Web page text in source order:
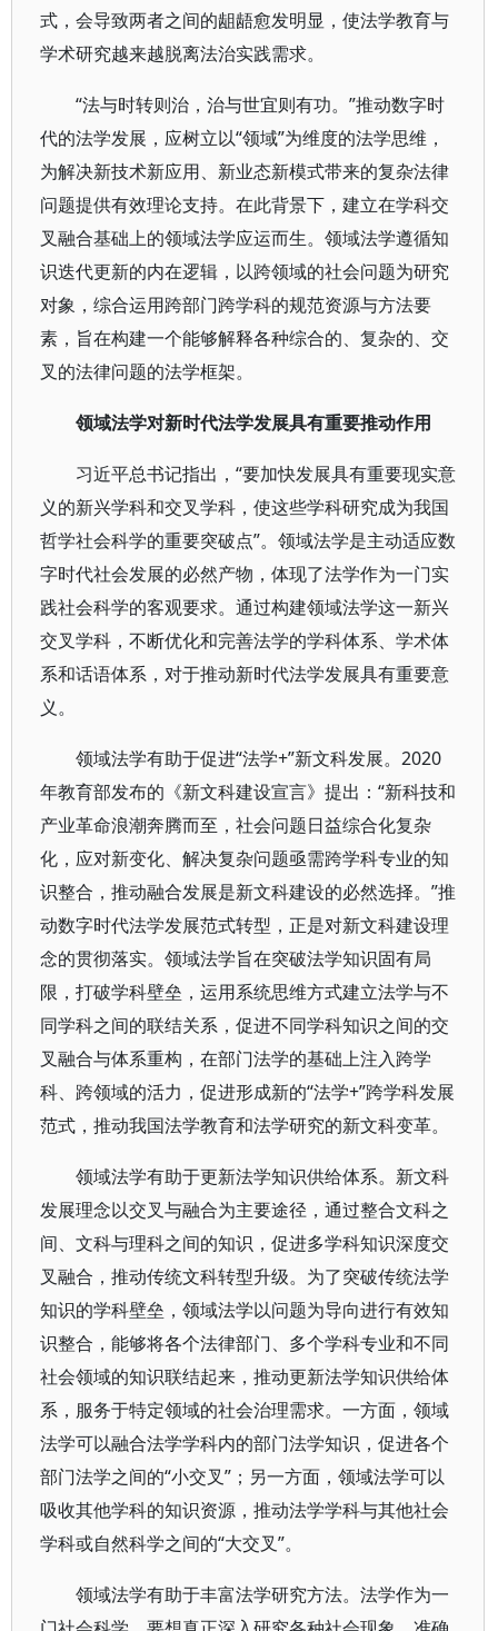
式，会导致两者之间的龃龉愈发明显，使法学教育与
学术研究越来越脱离法治实践需求。
“法与时转则治，治与世宜则有功。”推动数字时
代的法学发展，应树立以“领域”为维度的法学思维，
为解决新技术新应用、新业态新模式带来的复杂法律
问题提供有效理论支持。在此背景下，建立在学科交
叉融合基础上的领域法学应运而生。领域法学遵循知
识迭代更新的内在逻辑，以跨领域的社会问题为研究
对象，综合运用跨部门跨学科的规范资源与方法要
素，旨在构建一个能够解释各种综合的、复杂的、交
叉的法律问题的法学框架。
领域法学对新时代法学发展具有重要推动作用
习近平总书记指出，“要加快发展具有重要现实意
义的新兴学科和交叉学科，使这些学科研究成为我国
哲学社会科学的重要突破点”。领域法学是主动适应数
字时代社会发展的必然产物，体现了法学作为一门实
践社会科学的客观要求。通过构建领域法学这一新兴
交叉学科，不断优化和完善法学的学科体系、学术体
系和话语体系，对于推动新时代法学发展具有重要意
义。
领域法学有助于促进“法学+”新文科发展。2020
年教育部发布的《新文科建设宣言》提出：“新科技和
产业革命浪潮奔腾而至，社会问题日益综合化复杂
化，应对新变化、解决复杂问题亟需跨学科专业的知
识整合，推动融合发展是新文科建设的必然选择。”推
动数字时代法学发展范式转型，正是对新文科建设理
念的贯彻落实。领域法学旨在突破法学知识固有局
限，打破学科壁垒，运用系统思维方式建立法学与不
同学科之间的联结关系，促进不同学科知识之间的交
叉融合与体系重构，在部门法学的基础上注入跨学
科、跨领域的活力，促进形成新的“法学+”跨学科发展
范式，推动我国法学教育和法学研究的新文科变革。
领域法学有助于更新法学知识供给体系。新文科
发展理念以交叉与融合为主要途径，通过整合文科之
间、文科与理科之间的知识，促进多学科知识深度交
叉融合，推动传统文科转型升级。为了突破传统法学
知识的学科壁垒，领域法学以问题为导向进行有效知
识整合，能够将各个法律部门、多个学科专业和不同
社会领域的知识联结起来，推动更新法学知识供给体
系，服务于特定领域的社会治理需求。一方面，领域
法学可以融合法学学科内的部门法学知识，促进各个
部门法学之间的“小交叉”；另一方面，领域法学可以
吸收其他学科的知识资源，推动法学学科与其他社会
学科或自然科学之间的“大交叉”。
领域法学有助于丰富法学研究方法。法学作为一